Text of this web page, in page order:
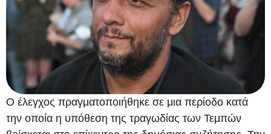
Ο έλεγχος πραγματοποιήθηκε σε μια περίοδο κατά
την οποία η υπόθεση της τραγωδίας των Τεμπών